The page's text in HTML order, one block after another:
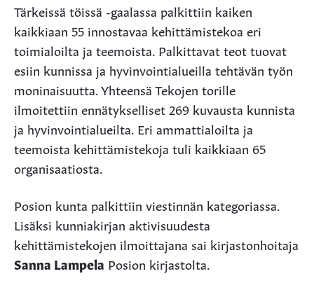
Tärkeissä töissä -gaalassa palkittiin kaiken
kaikkiaan 55 innostavaa kehittämistekoa eri
toimialoilta ja teemoista. Palkittavat teot tuovat
esiin kunnissa ja hyvinvointialueilla tehtävän työn
moninaisuutta. Yhteensä Tekojen torille
ilmoitettiin ennätykselliset 269 kuvausta kunnista
ja hyvinvointialueilta. Eri ammattialoilta ja
teemoista kehittämistekoja tuli kaikkiaan 65
organisaatiosta.
Posion kunta palkittiin viestinnän kategoriassa.
Lisäksi kunniakirjan aktivisuudesta
kehittämistekojen ilmoittajana sai kirjastonhoitaja
Sanna Lampela Posion kirjastolta.